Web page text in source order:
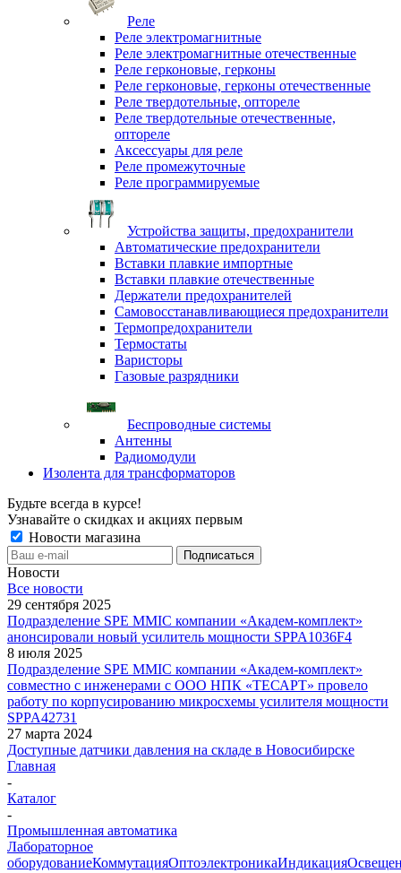
Реле
Реле электромагнитные
Реле электромагнитные отечественные
Реле герконовые, герконы
Реле герконовые, герконы отечественные
Реле твердотельные, оптореле
Реле твердотельные отечественные,
оптореле
Аксессуары для реле
Реле промежуточные
Реле программируемые
Устройства защиты, предохранители
Автоматические предохранители
Вставки плавкие импортные
Вставки плавкие отечественные
Держатели предохранителей
Самовосстанавливающиеся предохранители
Термопредохранители
Термостаты
Варисторы
Газовые разрядники
Беспроводные системы
Антенны
Радиомодули
Изолента для трансформаторов
Будьте всегда в курсе!
Узнавайте о скидках и акциях первым
Новости магазина
Новости
Все новости
29 сентября 2025
Подразделение SPE MMIC компании «Академ-комплект»
анонсировали новый усилитель мощности SPPA1036F4
8 июля 2025
Подразделение SPE MMIC компании «Академ-комплект»
совместно с инженерами с ООО НПК «ТЕСАРТ» провело
работу по корпусированию микросхемы усилителя мощности
SPPA42731
27 марта 2024
Доступные датчики давления на складе в Новосибирске
Главная
-
Каталог
-
Промышленная автоматика
Лабораторное
оборудованиеКоммутацияОптоэлектроникаИндикация